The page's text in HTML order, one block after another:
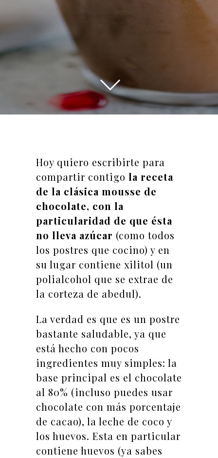
Hoy quiero escribirte para
compartir contigo la receta
de la clásica mousse de
chocolate, con la
particularidad de que ésta
no lleva azúcar (como todos
los postres que cocino) y en
su lugar contiene xilitol (un
polialcohol que se extrae de
la corteza de abedul).
La verdad es que es un postre
bastante saludable, ya que
está hecho con pocos
ingredientes muy simples: la
base principal es el chocolate
al 80% (incluso puedes usar
chocolate con más porcentaje
de cacao), la leche de coco y
los huevos. Esta en particular
contiene huevos (ya sabes